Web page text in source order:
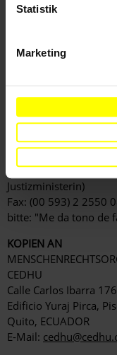
Statistik
Marketing
schützen und
Sra Johana Pesantez,
Av. Colón entre
(korrekte Anrede:
Justizministerin)
Fax: (00 593) 2 2550
bitte: "Me da tono de
KOPIEN AN
CEDHU
Calle Carlos Ibarra
Edificio Yuraj Pirca,
Quito, ECUADOR
E-Mail: